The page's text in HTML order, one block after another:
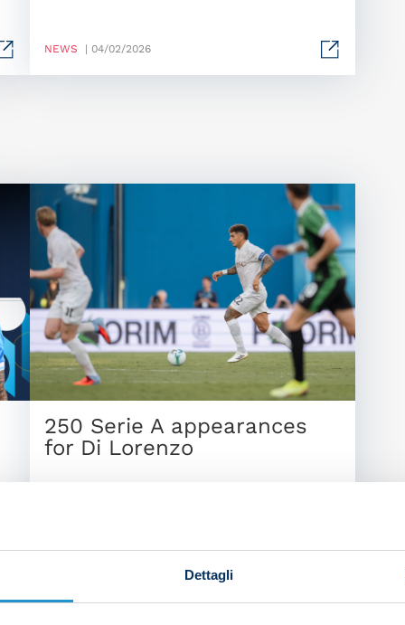
Dettagli
NEWS | 04/02/2026
250 Serie A appearances
for Di Lorenzo